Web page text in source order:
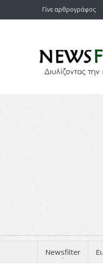
Γίνε αρθρογράφος
Newsfilter